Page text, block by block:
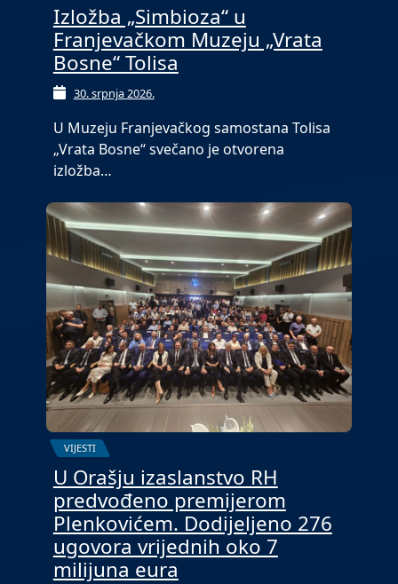
Izložba „Simbioza“ u
Franjevačkom Muzeju „Vrata
Bosne“ Tolisa
30. srpnja 2026.
U Muzeju Franjevačkog samostana Tolisa
„Vrata Bosne“ svečano je otvorena
izložba…
VIJESTI
U Orašju izaslanstvo RH
predvođeno premijerom
Plenkovićem. Dodijeljeno 276
ugovora vrijednih oko 7
milijuna eura